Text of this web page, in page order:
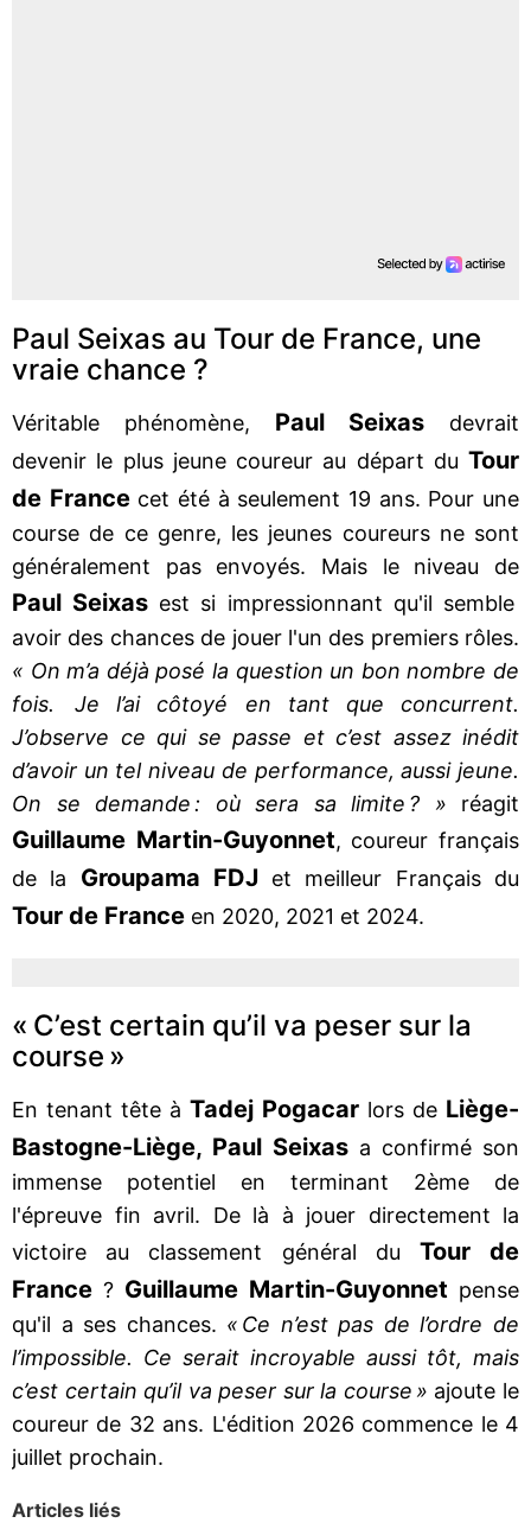
Paul Seixas au Tour de France, une
vraie chance ?
Véritable phénomène, Paul Seixas devrait
devenir le plus jeune coureur au départ du Tour
de Francecet été à seulement 19 ans. Pour une
course de ce genre, les jeunes coureurs ne sont
généralement pas envoyés. Mais le niveau de
Paul Seixas est si impressionnant qu'il semble
avoir des chances de jouer l'un des premiers rôles.
« On m’a déjà posé la question un bon nombre de
fois. Je l’ai côtoyé en tant que concurrent.
J’observe ce qui se passe et c’est assez inédit
d’avoir un tel niveau de performance, aussi jeune.
On se demande : où sera sa limite ? » réagit
Guillaume Martin-Guyonnet, coureur français
de la Groupama FDJet meilleur Français du
Tour de France en 2020, 2021 et 2024.
« C’est certain qu’il va peser sur la
course »
En tenant tête à Tadej Pogacar lors de Liège-
Bastogne-Liège, Paul Seixas a confirmé son
immense potentiel en terminant 2ème de
l'épreuve fin avril. De là à jouer directement la
victoire au classement général du Tour de
France ? Guillaume Martin-Guyonnet pense
qu'il a ses chances. « Ce n’est pas de l’ordre de
l’impossible. Ce serait incroyable aussi tôt, mais
c’est certain qu’il va peser sur la course » ajoute le
coureur de 32 ans. L'édition 2026 commence le 4
juillet prochain.
Articles liés